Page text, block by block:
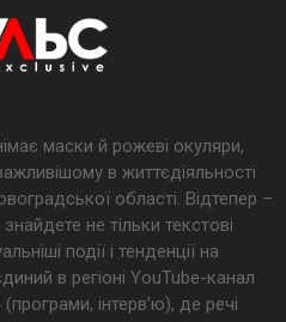
маски й рожеві окуляри,
в життєдіяльності
області. Відтепер –
не тільки текстові
події і тенденції на
в регіоні YouTube-канал
інтерв’ю), де речі